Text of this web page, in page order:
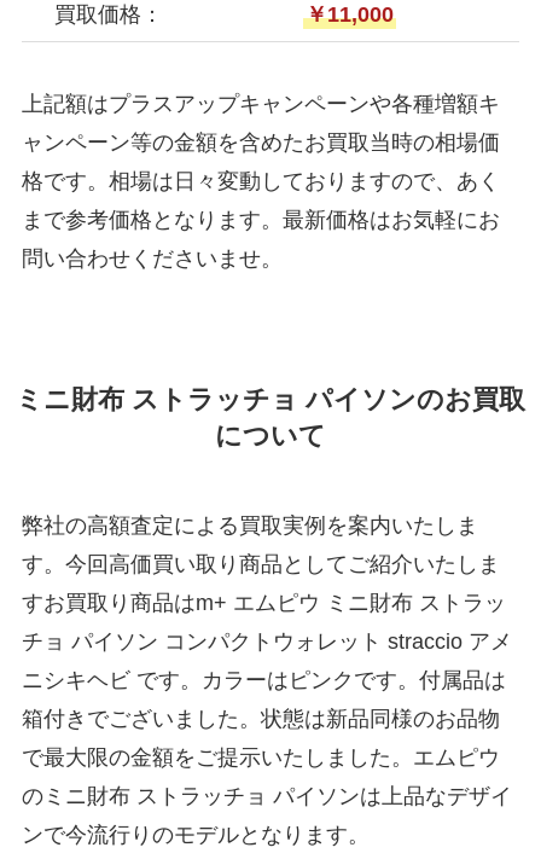
買取価格： ￥11,000
上記額はプラスアップキャンペーンや各種増額キ
ャンペーン等の金額を含めたお買取当時の相場価
格です。相場は日々変動しておりますので、あく
まで参考価格となります。最新価格はお気軽にお
問い合わせくださいませ。
ミニ財布 ストラッチョ パイソンのお買取
について
弊社の高額査定による買取実例を案内いたしま
す。今回高価買い取り商品としてご紹介いたしま
すお買取り商品はm+ エムピウ ミニ財布 ストラッ
チョ パイソン コンパクトウォレット straccio アメ
ニシキヘビ です。カラーはピンクです。付属品は
箱付きでございました。状態は新品同様のお品物
で最大限の金額をご提示いたしました。エムピウ
のミニ財布 ストラッチョ パイソンは上品なデザイ
ンで今流行りのモデルとなります。